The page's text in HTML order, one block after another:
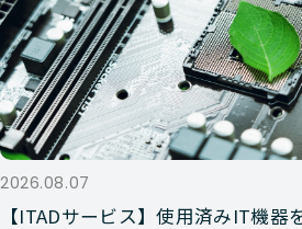
2026.08.07
【ITADサービス】使用済みIT機器